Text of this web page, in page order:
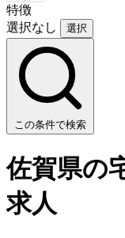
特徴
選択なし
選択
この条件で検索
佐賀県の
求人